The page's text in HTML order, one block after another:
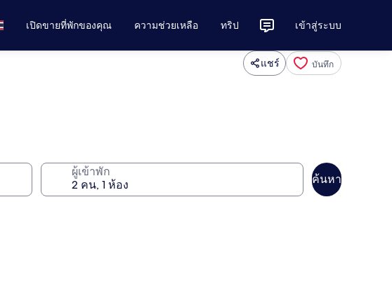
เปิดขายที่พักของคุณ ความช่วยเหลือ ทริป เข้าสู่ระบบ
แชร์ บันทึก
ผู้เข้าพัก
ค้นหา